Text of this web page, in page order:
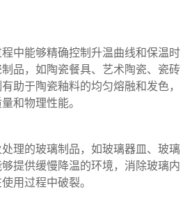
中能够精确控制升温曲线和保温时
品，如陶瓷餐具、艺术陶瓷、瓷砖
助于陶瓷釉料的均匀熔融和发色，
和物理性能。
理的玻璃制品，如玻璃器皿、玻璃
提供缓慢降温的环境，消除玻璃内
用过程中破裂。